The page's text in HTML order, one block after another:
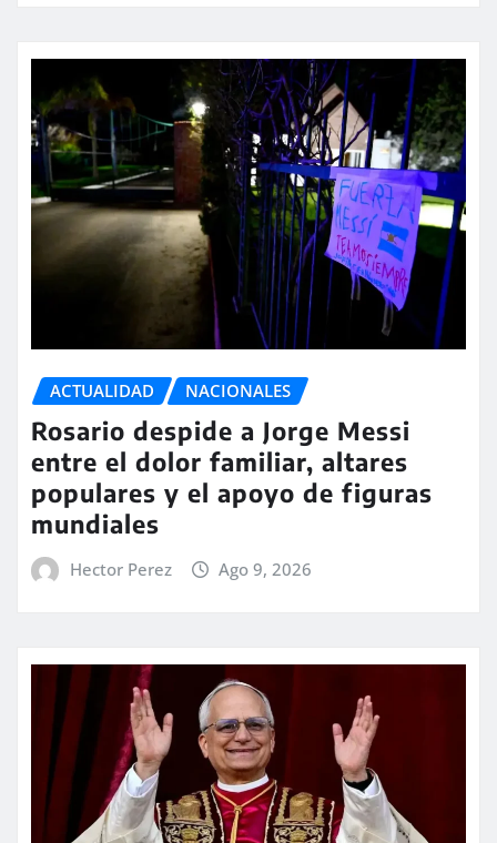
ACTUALIDAD NACIONALES
Rosario despide a Jorge Messi
entre el dolor familiar, altares
populares y el apoyo de figuras
mundiales
Hector Perez Ago 9, 2026